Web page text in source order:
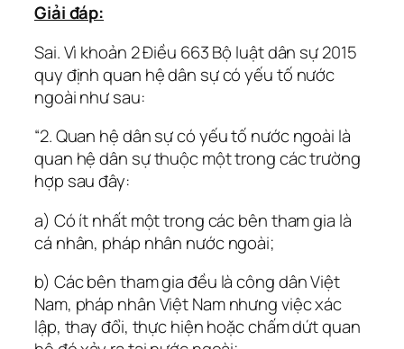
Giải đáp:
Sai. Vì khoản 2 Điều 663 Bộ luật dân sự 2015
quy định quan hệ dân sự có yếu tố nước
ngoài như sau:
“2. Quan hệ dân sự có yếu tố nước ngoài là
quan hệ dân sự thuộc một trong các trường
hợp sau đây:
a) Có ít nhất một trong các bên tham gia là
cá nhân, pháp nhân nước ngoài;
b) Các bên tham gia đều là công dân Việt
Nam, pháp nhân Việt Nam nhưng việc xác
lập, thay đổi, thực hiện hoặc chấm dứt quan